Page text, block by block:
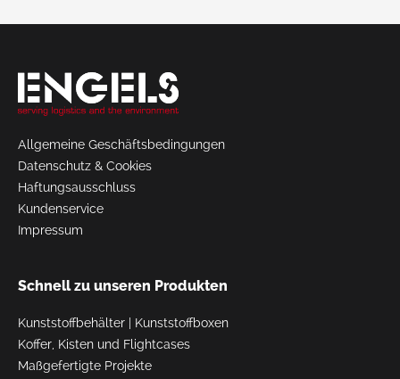
a Quote
Allgemeine Geschäftsbedingungen
Datenschutz & Cookies
Haftungsausschluss
Kundenservice
Impressum
Schnell zu unseren Produkten
Kunststoffbehälter
Kunststoffboxen
Koffer, Kisten und Flightcases
Maßgefertigte Projekte